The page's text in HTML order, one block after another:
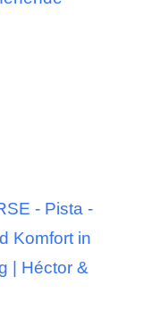
- Pista -
Komfort in
| Héctor &